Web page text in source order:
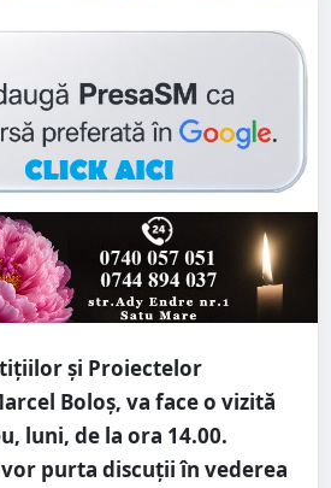
și Proiectelor
Boloș, va face o vizită
luni, de la ora 14.00.
vor purta discuții în vederea